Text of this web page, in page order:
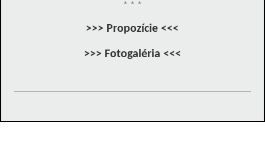
* * *
>>> Propozície <<<
>>> Fotogaléria <<<